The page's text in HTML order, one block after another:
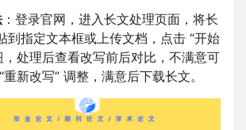
：登录官网，进入长文处理页面，将长
到指定文本框或上传文档，点击 “开始
，处理后查看改写前后对比，不满意可
新改写” 调整，满意后下载长文。